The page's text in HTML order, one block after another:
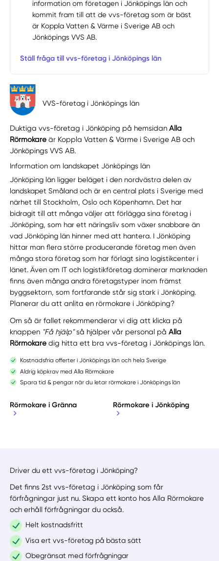
information om företagen i Jönköpings län och
kommit fram till att de vvs-företag som är bäst
är Koppla Vatten & Värme i Sverige AB och
Jönköpings VVS AB.
Ställ fråga till vvs-företag i Jönköpings län
VVS-företag i Jönköpings län
Duktiga vvs-företag i Jönköping på hemsidanAlla
Rörmokare är Koppla Vatten & Värme i Sverige AB och
Jönköpings VVS AB.
Information om landskapet Jönköpings län
Jönköping län ligger beläget i den nordvästra delen av
landskapet Småland och är en central plats i Sverige med
närhet till Stockholm, Oslo och Köpenhamn. Det har
bidragit till att många väljer att förlägga sina företag i
Jönköping, som har ett näringsliv som växer snabbare än
vad Jönköping län hinner med att hantera. I Jönköping
hittar man flera större producerande företag men även
många stora företag som har förlagt sina logistikcenter i
länet. Även om IT och logistikföretag dominerar marknaden
finns även många andra företagstyper inom främst
byggsektorn, som fortfarande står sig stark i Jönköping.
Planerar du att anlita en rörmokare i Jönköping?
Om så är fallet rekommenderar vi dig att klicka på
knappen "Få hjälp"så hjälper vår personal påAlla
Rörmokare dig hitta ett bra vvs-företag i Jönköpings län.
Kostnadsfria offerter i Jönköpings län och hela Sverige
Aldrig köpkrav med Alla Rörmokare
Spara tid & pengar när du letar rörmokare i Jönköpings län
Rörmokare i Gränna Rörmokare i Jönköping
Driver du ett vvs-företag i Jönköping?
Det finns 2st vvs-företag i Jönköping som får
förfrågningar just nu. Skapa ett konto hos Alla Rörmokare
och erhåll förfrågningar du också.
Helt kostnadsfritt
Visa ert vvs-företag på bästa sätt
Obegränsat med förfrågningar